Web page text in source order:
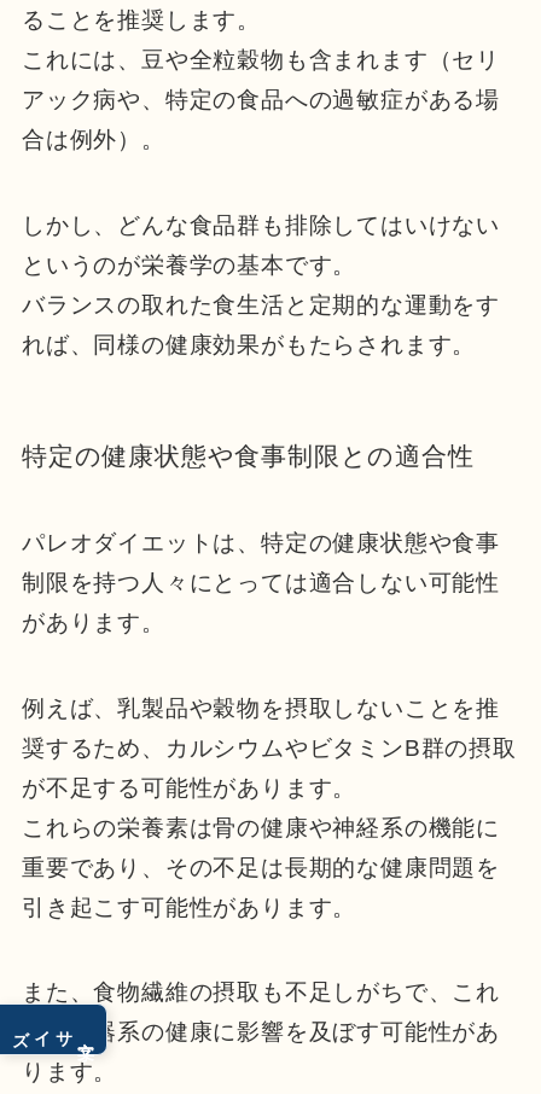
サイズ
ることを推奨します。
これには、豆や全粒穀物も含まれます（セリ
アック病や、特定の食品への過敏症がある場
合は例外）。
しかし、どんな食品群も排除してはいけない
というのが栄養学の基本です。
バランスの取れた食生活と定期的な運動をす
れば、同様の健康効果がもたらされます。
特定の健康状態や食事制限との適合性
パレオダイエットは、特定の健康状態や食事
制限を持つ人々にとっては適合しない可能性
があります。
例えば、乳製品や穀物を摂取しないことを推
奨するため、カルシウムやビタミンB群の摂取
が不足する可能性があります。
これらの栄養素は骨の健康や神経系の機能に
重要であり、その不足は長期的な健康問題を
引き起こす可能性があります。
また、食物繊維の摂取も不足しがちで、これ
は消化器系の健康に影響を及ぼす可能性があ
ります。